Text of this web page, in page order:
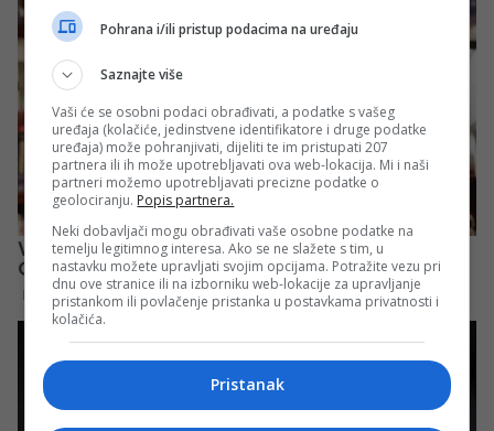
Pohrana i/ili pristup podacima na uređaju
Saznajte više
Vaši će se osobni podaci obrađivati, a podatke s vašeg
uređaja (kolačiće, jedinstvene identifikatore i druge podatke
uređaja) može pohranjivati, dijeliti te im pristupati 207
partnera ili ih može upotrebljavati ova web-lokacija. Mi i naši
partneri možemo upotrebljavati precizne podatke o
geolociranju. Popis partnera.
Neki dobavljači mogu obrađivati vaše osobne podatke na
temelju legitimnog interesa. Ako se ne slažete s tim, u
nastavku možete upravljati svojim opcijama. Potražite vezu pri
dnu ove stranice ili na izborniku web-lokacije za upravljanje
pristankom ili povlačenje pristanka u postavkama privatnosti i
kolačića.
Pristanak